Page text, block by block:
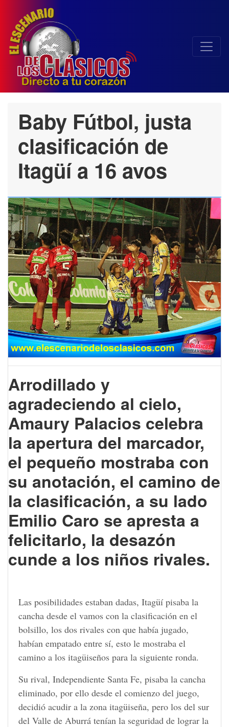
Baby Fútbol, justa
clasificación de
Itagüí a 16 avos
Arrodillado y
agradeciendo al cielo,
Amaury Palacios celebra
la apertura del marcador,
el pequeño mostraba con
su anotación, el camino de
la clasificación, a su lado
Emilio Caro se apresta a
felicitarlo, la desazón
cunde a los niños rivales.
Las posibilidades estaban dadas, Itagüí pisaba la
cancha desde el vamos con la clasificación en el
bolsillo, los dos rivales con que había jugado,
habían empatado entre sí, esto le mostraba el
camino a los itagüiseños para la siguiente ronda.
Su rival, Independiente Santa Fe, pisaba la cancha
eliminado, por ello desde el comienzo del juego,
decidió acudir a la zona itagüiseña, pero los del sur
del Valle de Aburrá tenían la seguridad de lograr la